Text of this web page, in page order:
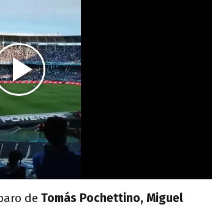
de Tomás Pochettino, Miguel